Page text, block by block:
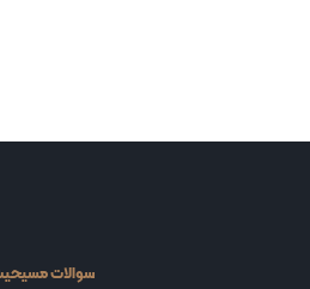
سوالات